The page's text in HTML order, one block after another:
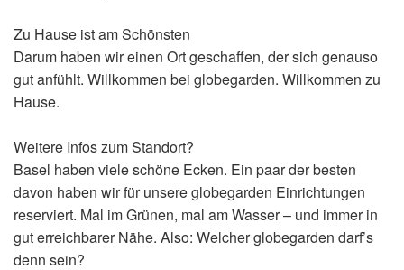
Zu Hause ist am Schönsten
Darum haben wir einen Ort geschaffen, der sich genauso
gut anfühlt. Willkommen bei globegarden. Willkommen zu
Hause.
Weitere Infos zum Standort?
Basel haben viele schöne Ecken. Ein paar der besten
davon haben wir für unsere globegarden Einrichtungen
reserviert. Mal im Grünen, mal am Wasser – und immer in
gut erreichbarer Nähe. Also: Welcher globegarden darf’s
denn sein?